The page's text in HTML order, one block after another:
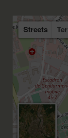
Streets